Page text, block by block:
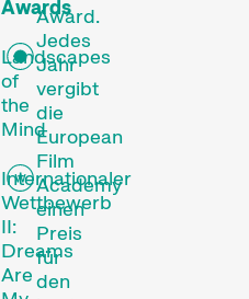
Awards
Landscapes
of
the
Mind
Internationaler
Wettbewerb
II:
Dreams
Are
Award.
Jedes
Jahr
vergibt
die
European
Film
Academy
einen
Preis
für
den